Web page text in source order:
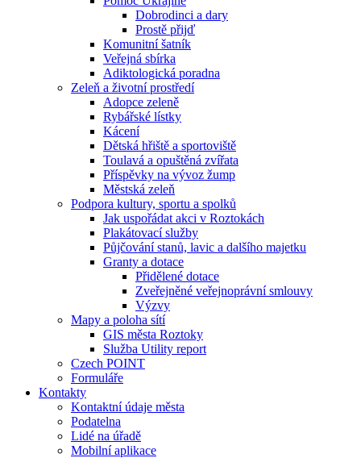
Dobrodinci a dary
Prostě přijď
Komunitní šatník
Veřejná sbírka
Adiktologická poradna
Zeleň a životní prostředí
Adopce zeleně
Rybářské lístky
Kácení
Dětská hřiště a sportoviště
Toulavá a opuštěná zvířata
Příspěvky na vývoz žump
Městská zeleň
Podpora kultury, sportu a spolků
Jak uspořádat akci v Roztokách
Plakátovací služby
Půjčování stanů, lavic a dalšího majetku
Granty a dotace
Přidělené dotace
Zveřejněné veřejnoprávní smlouvy
Výzvy
Mapy a poloha sítí
GIS města Roztoky
Služba Utility report
Czech POINT
Formuláře
Kontakty
Kontaktní údaje města
Podatelna
Lidé na úřadě
Mobilní aplikace